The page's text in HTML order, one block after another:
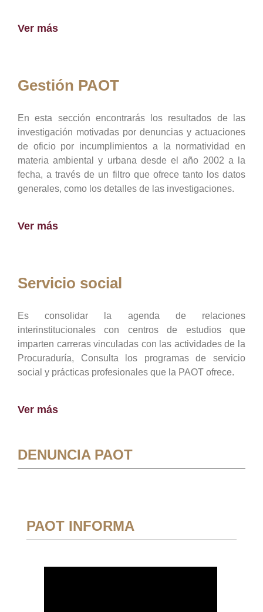
Ver más
Gestión PAOT
En esta sección encontrarás los resultados de las
investigación motivadas por denuncias y actuaciones
de oficio por incumplimientos a la normatividad en
materia ambiental y urbana desde el año 2002 a la
fecha, a través de un filtro que ofrece tanto los datos
generales, como los detalles de las investigaciones.
Ver más
Servicio social
Es consolidar la agenda de relaciones
interinstitucionales con centros de estudios que
imparten carreras vinculadas con las actividades de la
Procuraduría, Consulta los programas de servicio
social y prácticas profesionales que la PAOT ofrece.
Ver más
DENUNCIA PAOT
PAOT INFORMA